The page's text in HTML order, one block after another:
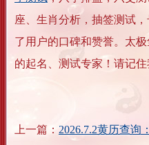
座、生肖分析，抽签测试
了用户的口碑和赞誉。太
的起名、测试专家！请记
上一篇： 2026.7.2黄历查询